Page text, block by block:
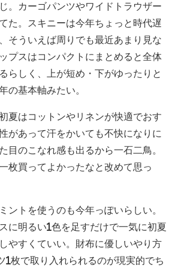
。カーゴパンツやワイドトラウザー
た。スキニーは今年ちょっと時代遅
そういえば周りでも最近あまり見な
プスはコンパクトにまとめると全体
らしく、上が短め・下がゆったりと
の基本軸みたい。
夏はコットンやリネンが快適でおす
があって汗をかいても不快になりに
目のこなれ感も出るから一石二鳥。
枚買ってよかったなと改めて思っ
ントを使うのも今年っぽいらしい。
に明るい1色を足すだけで一気に初夏
やすくていい。財布に優しいやり方
1枚で取り入れられるのが現実的でち